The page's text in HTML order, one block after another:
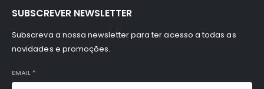
SUBSCREVER NEWSLETTER
Subscreva a nossa newsletter para ter acesso a todas as
novidades e promoções.
EMAIL *